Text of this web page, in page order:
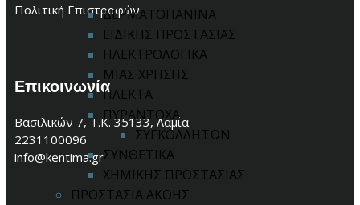
ΔΕΡΜΑΤΟΠΑΝΙΝΑ
ΕΙΔΙΚΗΣ ΠΡΟΣΤΑΣΙΑΣ
ΗΛΕΚΤΡΟΛΟΓΙΚΑ
ΜΙΑΣ ΧΡΗΣΗΣ
ΠΛΕΚΤΑ
ΠΥΡΑΝΤΟΧΑ
ΣΥΓΚΟΛΛΗΤΩΝ
ΣΥΝΘΕΤΙΚΑ
ΧΗΜΙΚΗΣ ΠΡΟΣΤΑΣΙΑΣ
ΠΡΟΣΤΑΣΙΑ ΑΚΟΗΣ
Πολιτική Επιστροφών
Επικοινωνία
Βασιλικών 7, Τ.Κ. 35133, Λαμία
2231100096
info@kentima.gr